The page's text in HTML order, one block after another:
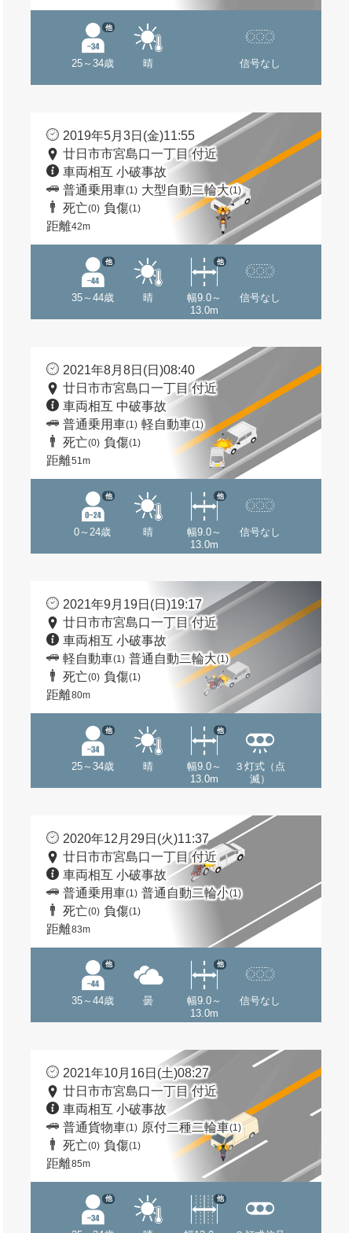
25～34歳
他
晴 信号なし
2019年5月3日(金)11:55
廿日市市宮島口一丁目 付近
車両相互 小破事故
普通乗用車(1) 大型自動二輪大(1)
死亡(0) 負傷(1)
距離42m
35～44歳
他
晴
幅9.0～
13.0m
他
信号なし
2021年8月8日(日)08:40
廿日市市宮島口一丁目 付近
車両相互 中破事故
普通乗用車(1) 軽自動車(1)
死亡(0) 負傷(1)
距離51m
0～24歳
他
晴
幅9.0～
13.0m
他
信号なし
2021年9月19日(日)19:17
廿日市市宮島口一丁目 付近
車両相互 小破事故
軽自動車(1) 普通自動二輪大(1)
死亡(0) 負傷(1)
距離80m
25～34歳
他
晴
幅9.0～
13.0m
他
３灯式（点
滅）
2020年12月29日(火)11:37
廿日市市宮島口一丁目 付近
車両相互 小破事故
普通乗用車(1) 普通自動二輪小(1)
死亡(0) 負傷(1)
距離83m
35～44歳
他
曇
幅9.0～
13.0m
他
信号なし
2021年10月16日(土)08:27
廿日市市宮島口一丁目 付近
車両相互 小破事故
普通貨物車(1) 原付二種二輪車(1)
死亡(0) 負傷(1)
距離85m
他 他